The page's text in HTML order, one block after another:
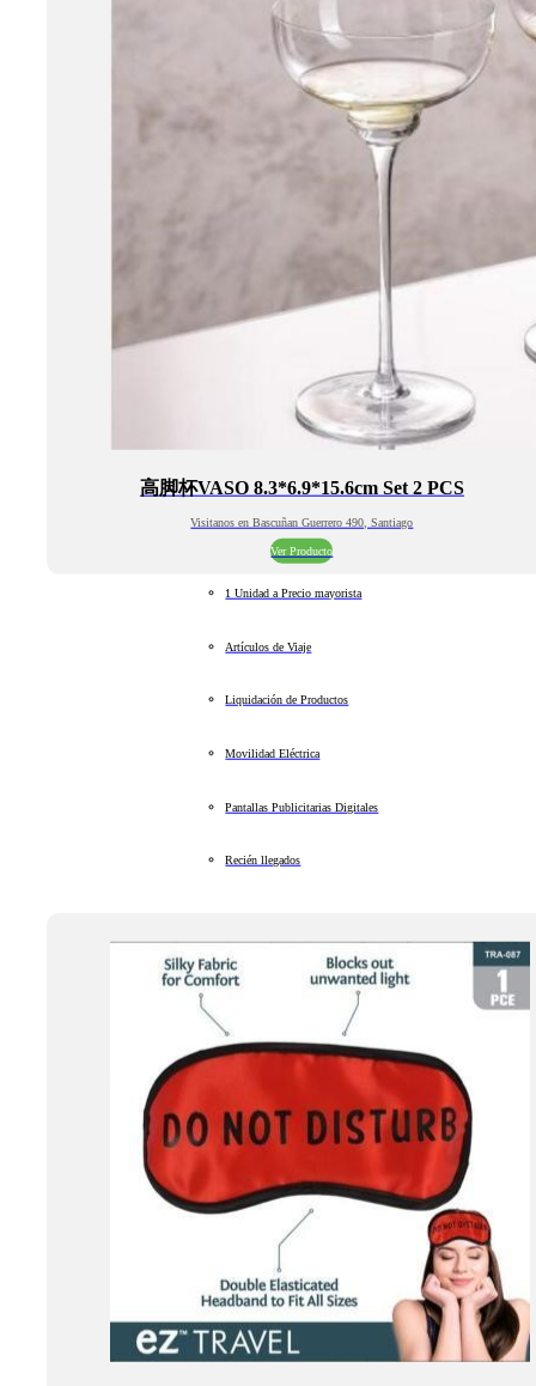
高脚杯VASO 8.3*6.9*15.6cm Set 2 PCS
Visitanos en Bascuñan Guerrero 490, Santiago
Ver Producto
1 Unidad a Precio mayorista
Artículos de Viaje
Liquidación de Productos
Movilidad Eléctrica
Pantallas Publicitarias Digitales
Recién llegados